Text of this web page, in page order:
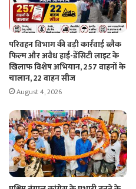
परिवहन विभाग की बड़ी कार्रवाई ब्लैक
फिल्म और अवैध हाई-डेंसिटी लाइट के
खिलाफ विशेष अभियान, 257 वाहनों के
चालान, 22 वाहन सीज
August 4, 2026